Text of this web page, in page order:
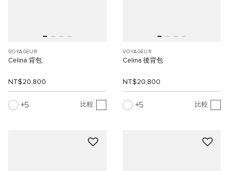
VOYAGEUR
Celina 背包
NT$20,800
5 比較
VOYAGEUR
Celina 後背包
NT$20,800
5 比較